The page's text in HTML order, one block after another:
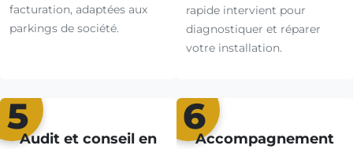
facturation, adaptées aux
parkings de société.
rapide intervient pour
diagnostiquer et réparer
votre installation.
5
Audit et conseil en
6
Accompagnement